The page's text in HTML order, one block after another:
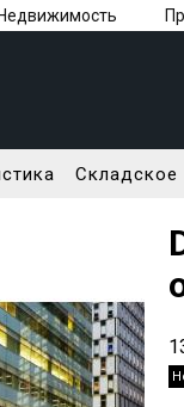
Недвижимость
Складское